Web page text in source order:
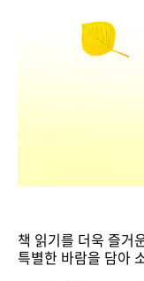
책 읽기를 더욱 즐거
특별한 바람을 담아